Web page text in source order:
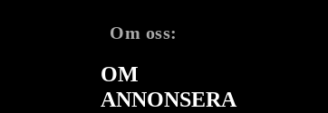
Om oss:
OM
ANNONSERA